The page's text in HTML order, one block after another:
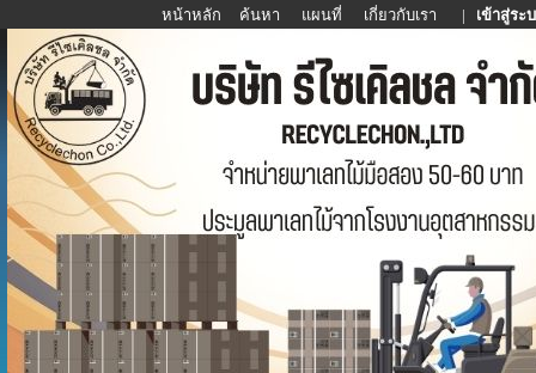
หน้าหลัก ค้นหา แผนที่ เกี่ยวกับเรา | เข้าสู่ระ